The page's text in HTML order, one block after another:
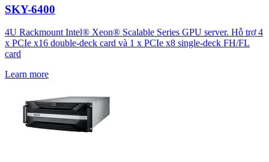
SKY-6400
4U Rackmount Intel® Xeon® Scalable Series GPU server. Hỗ trợ 4
x PCIe x16 double-deck card và 1 x PCIe x8 single-deck FH/FL
card
Learn more